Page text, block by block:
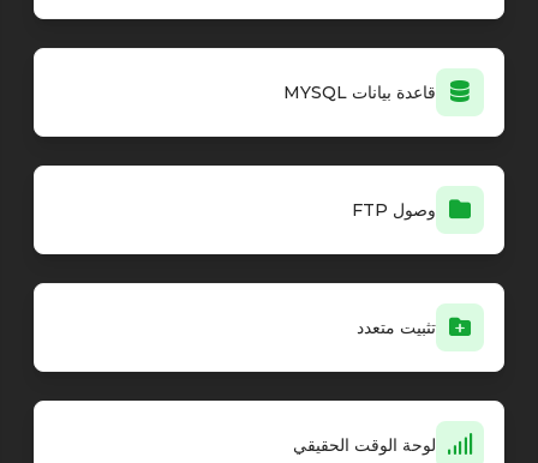
قاعدة بيانات MYSQL
وصول FTP
تثبيت متعدد
لوحة الوقت الحقيقي